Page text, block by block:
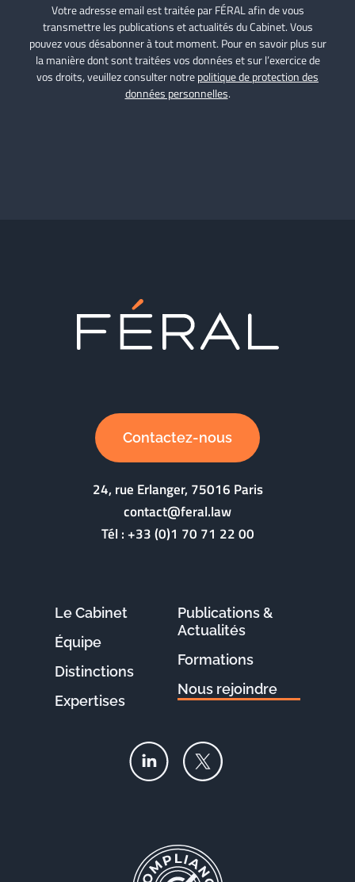
Votre adresse email est traitée par FÉRAL afin de vous
transmettre les publications et actualités du Cabinet. Vous
pouvez vous désabonner à tout moment. Pour en savoir plus sur
la manière dont sont traitées vos données et sur l’exercice de
vos droits, veuillez consulter notrepolitique de protection des
données personnelles.
Contactez-nous
24, rue Erlanger, 75016 Paris
contact@feral.law
Tél :+33 (0)1 70 71 22 00
Le Cabinet
Équipe
Distinctions
Expertises
Publications &
Actualités
Formations
Nous rejoindre